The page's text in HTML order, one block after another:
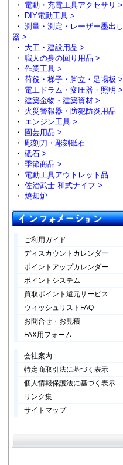
・ 電動・充電工具アクセサリ >
・
DIY電動工具 >
・ 測量・測定・レーザー墨出し
器 >
・ 大工・建設用品 >
・ 職人の身の回り用品 >
・ 作業工具 >
・ 荷役・梯子・脚立・足場板 >
・ 電工ドラム・変圧器・照明 >
・ 建築金物・建築資材 >
・ 火災警報器・防犯防炎用品
・ エンジン工具 >
・ 園芸用品 >
・ 彫刻刀・彫刻砥石
・ 砥石 >
・ 季節商品 >
・ 電動工具アウトレット品
・ 佐治武士 和式ナイフ >
・ 焼却炉
ご利用ガイド
ディスカウントカレンダー
ポイントアップカレンダー
ポイントシステム
買取ポイント還元サービス
ウィッシュリストFAQ
お問合せ・お見積
FAX用フォーム
会社案内
特定商取引法に基づく表示
個人情報保護法に基づく表示
リンク集
サイトマップ